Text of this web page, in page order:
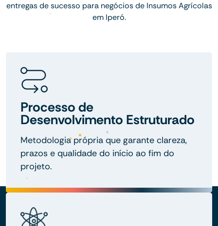
entregas de sucesso para negócios de Insumos Agrícolas
em Iperó.
Processo de
Desenvolvimento Estruturado
Metodologia própria que garante clareza,
prazos e qualidade do início ao fim do
projeto.